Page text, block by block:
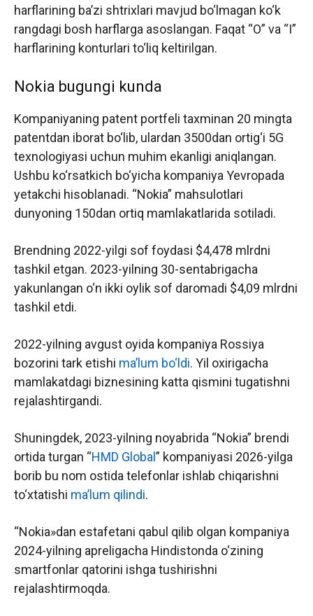
harflarining ba’zi shtrixlari mavjud bo‘lmagan ko‘k
rangdagi bosh harflarga asoslangan. Faqat “O” va “I”
harflarining konturlari to‘liq keltirilgan.
Nokia bugungi kunda
Kompaniyaning patent portfeli taxminan 20 mingta
patentdan iborat bo‘lib, ulardan 3500dan ortig‘i 5G
texnologiyasi uchun muhim ekanligi aniqlangan.
Ushbu ko‘rsatkich bo‘yicha kompaniya Yevropada
yetakchi hisoblanadi. “Nokia” mahsulotlari
dunyoning 150dan ortiq mamlakatlarida sotiladi.
Brendning 2022-yilgi sof foydasi $4,478 mlrdni
tashkil etgan. 2023-yilning 30-sentabrigacha
yakunlangan o‘n ikki oylik sof daromadi $4,09 mlrdni
tashkil etdi.
2022-yilning avgust oyida kompaniya Rossiya
bozorini tark etishi ma’lum bo‘ldi. Yil oxirigacha
mamlakatdagi biznesining katta qismini tugatishni
rejalashtirgandi.
Shuningdek, 2023-yilning noyabrida “Nokia” brendi
ortida turgan “HMD Global” kompaniyasi 2026-yilga
borib bu nom ostida telefonlar ishlab chiqarishni
to‘xtatishi ma’lum qilindi.
“Nokia»dan estafetani qabul qilib olgan kompaniya
2024-yilning apreligacha Hindistonda o‘zining
smartfonlar qatorini ishga tushirishni
rejalashtirmoqda.